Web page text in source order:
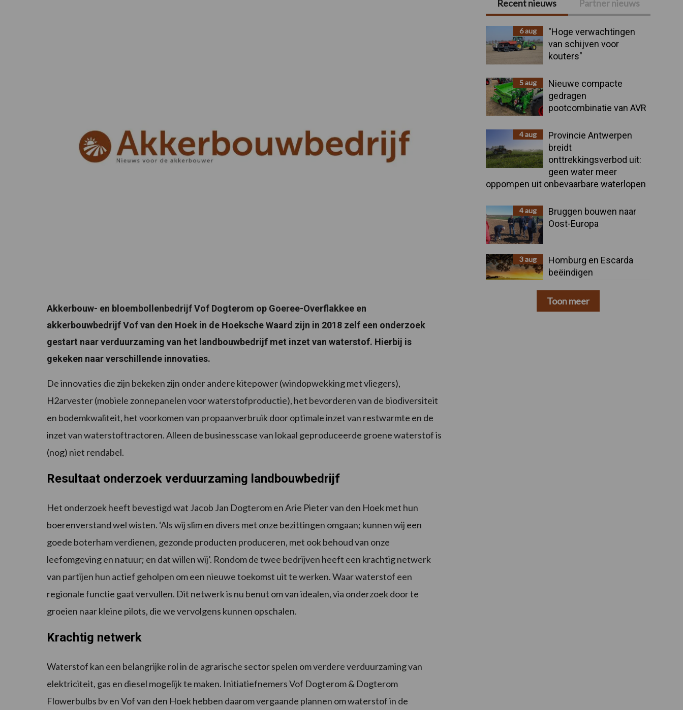
Akkerbouw- en bloembollenbedrijf Vof Dogterom op Goeree-Overflakkee en
akkerbouwbedrijf Vof van den Hoek in de Hoeksche Waard zijn in 2018 zelf een onderzoek
gestart naar verduurzaming van het landbouwbedrijf met inzet van waterstof. Hierbij is
gekeken naar verschillende innovaties.
De innovaties die zijn bekeken zijn onder andere kitepower (windopwekking met vliegers),
H2arvester (mobiele zonnepanelen voor waterstofproductie), het bevorderen van de biodiversiteit
en bodemkwaliteit, het voorkomen van propaanverbruik door optimale inzet van restwarmte en de
inzet van waterstoftractoren. Alleen de businesscase van lokaal geproduceerde groene waterstof is
(nog) niet rendabel.
Resultaat onderzoek verduurzaming landbouwbedrijf
Het onderzoek heeft bevestigd wat Jacob Jan Dogterom en Arie Pieter van den Hoek met hun
boerenverstand wel wisten. ‘Als wij slim en divers met onze bezittingen omgaan; kunnen wij een
goede boterham verdienen, gezonde producten produceren, met ook behoud van onze
leefomgeving en natuur; en dat willen wij’. Rondom de twee bedrijven heeft een krachtig netwerk
van partijen hun actief geholpen om een nieuwe toekomst uit te werken. Waar waterstof een
regionale functie gaat vervullen. Dit netwerk is nu benut om van idealen, via onderzoek door te
groeien naar kleine pilots, die we vervolgens kunnen opschalen.
Krachtig netwerk
Waterstof kan een belangrijke rol in de agrarische sector spelen om verdere verduurzaming van
elektriciteit, gas en diesel mogelijk te maken. Initiatiefnemers Vof Dogterom & Dogterom
Flowerbulbs bv en Vof van den Hoek hebben daarom vergaande plannen om waterstof in de
Primaire
Sidebar
Recent nieuws Partner nieuws
6 aug
"Hoge verwachtingen
van schijven voor
kouters"
5 aug
Nieuwe compacte
gedragen
pootcombinatie van AVR
4 aug
Provincie Antwerpen
breidt
onttrekkingsverbod uit:
geen water meer
oppompen uit onbevaarbare waterlopen
4 aug
Bruggen bouwen naar
Oost-Europa
3 aug
Homburg en Escarda
beëindigen
Toon meer